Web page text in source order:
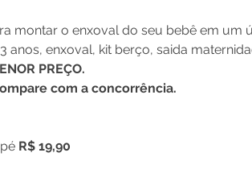
montar o enxoval do seu bebê em um
anos, enxoval, kit berço, saida
PREÇO.
com a concorrência.
R$ 19,90